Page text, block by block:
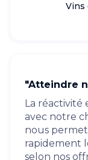
Vins
"Atteindre
La réactivité
avec notre
nous permet
rapidement
selon nos